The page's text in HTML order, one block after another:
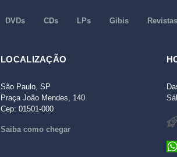
DVDs CDs LPs Gibis Revistas
LOCALIZAÇÃO
São Paulo, SP
Praça João Mendes, 140
Cep: 01501-000
Saiba como chegar